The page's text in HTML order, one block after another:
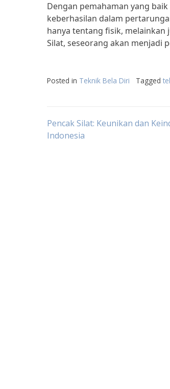
Dengan pemahaman yang
keberhasilan dalam
hanya tentang fisik,
Silat, seseorang akan menjadi
Posted in Teknik Bela Diri Tagged
Post
Pencak Silat: Keunikan dan
Indonesia